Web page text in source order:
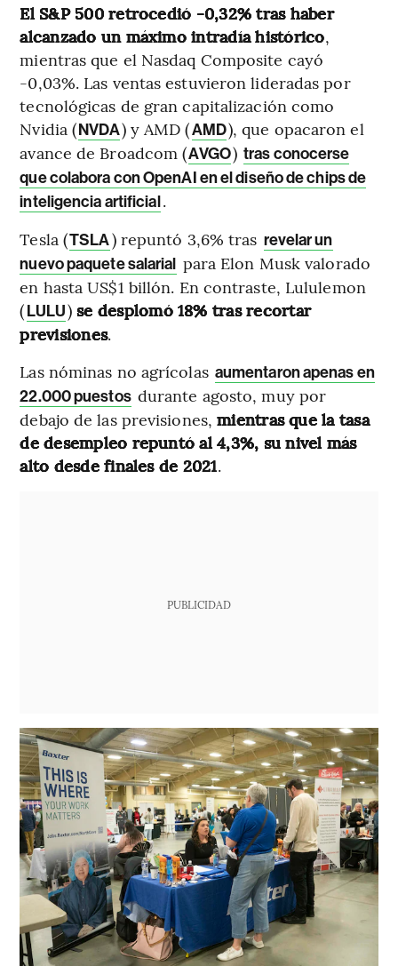
El S&P 500 retrocedió -0,32% tras haber
alcanzado un máximo intradía histórico,
mientras que el Nasdaq Composite cayó
-0,03%. Las ventas estuvieron lideradas por
tecnológicas de gran capitalización como
Nvidia (NVDA) y AMD (AMD), que opacaron el
avance de Broadcom (AVGO) tras conocerse
que colabora con OpenAI en el diseño de chips de
inteligencia artificial.
Tesla (TSLA) repuntó 3,6% tras revelar un
nuevo paquete salarial para Elon Musk valorado
en hasta US$1 billón. En contraste, Lululemon
(LULU)se desplomó 18% tras recortar
previsiones.
Las nóminas no agrícolas aumentaron apenas en
22.000 puestos durante agosto, muy por
debajo de las previsiones,mientras que la tasa
de desempleo repuntó al 4,3%, su nivel más
alto desde finales de 2021.
PUBLICIDAD